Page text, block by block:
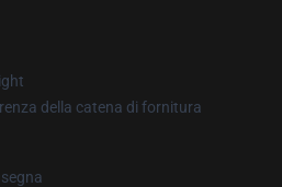
della catena di fornitura